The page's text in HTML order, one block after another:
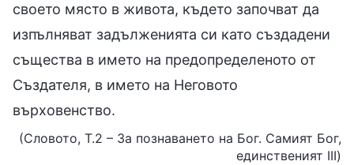
своето място в живота, където започват да
изпълняват задълженията си като създадени
същества в името на предопределеното от
Създателя, в името на Неговото
върховенство.
(Словото, Т.2 – За познаването на Бог. Самият Бог,
единственият III)